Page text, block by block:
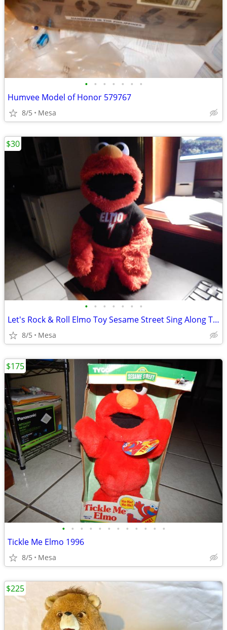
• • • • • • •
Humvee Model of Honor 579767
8/5 Mesa
• • • • • • •
Let's Rock & Roll Elmo Toy Sesame Street Sing Along Talking
8/5 Mesa
$30
• • • • • • • • • • • •
Tickle Me Elmo 1996
8/5 Mesa
$175
$225